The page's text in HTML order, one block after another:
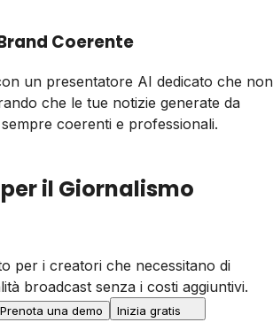
Coerente
un presentatore AI dedicato che non
che le tue notizie generate da
coerenti e professionali.
il Giornalismo
per i creatori che necessitano di
broadcast senza i costi aggiuntivi.
Prenota una demo Inizia gratis